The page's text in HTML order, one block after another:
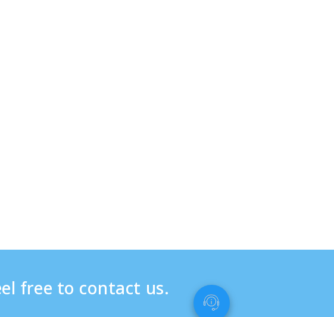
free to contact us.